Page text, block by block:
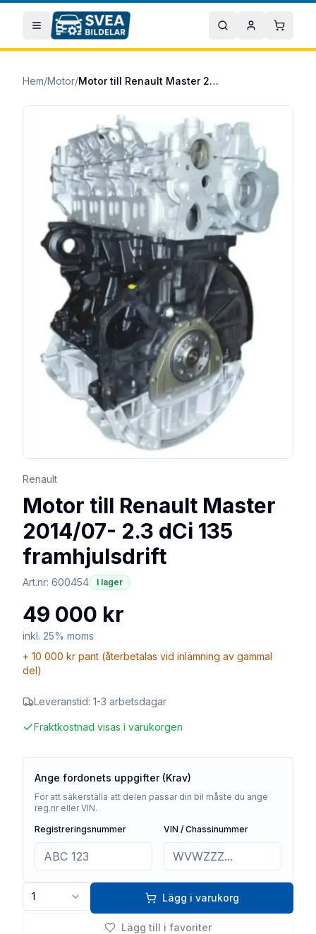
Hoppa till huvudinnehåll
Öppna meny Sök Mitt konto
Hem/Motor/ Motor till Renault Master 2014/07- 2.3 dCi 135 framhjulsdrift
Renault
Motor till Renault Master
2014/07- 2.3 dCi 135
framhjulsdrift
Art.nr: 600454 I lager
49 000 kr
inkl. 25% moms
+ 10 000 kr pant (återbetalas vid inlämning av gammal
del)
Leveranstid: 1-3 arbetsdagar
Fraktkostnad visas i varukorgen
Ange fordonets uppgifter (Krav)
För att säkerställa att delen passar din bil måste du ange
reg.nr eller VIN.
Registreringsnummer
VIN / Chassinummer
1 Lägg i varukorg
Lägg till i favoriter